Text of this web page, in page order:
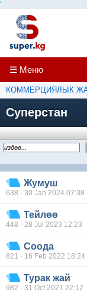
'
☰ Меню
КОММЕРЦИЯЛЫК
Суперстан
Жумуш
638 · 30 Jan 2024 07:38
Тейлөө
448 · 28 Jul 2023 12:23
Соода
821 · 16 Feb 2022 18:24
Турак жай
982 · 31 Oct 2021 22:12